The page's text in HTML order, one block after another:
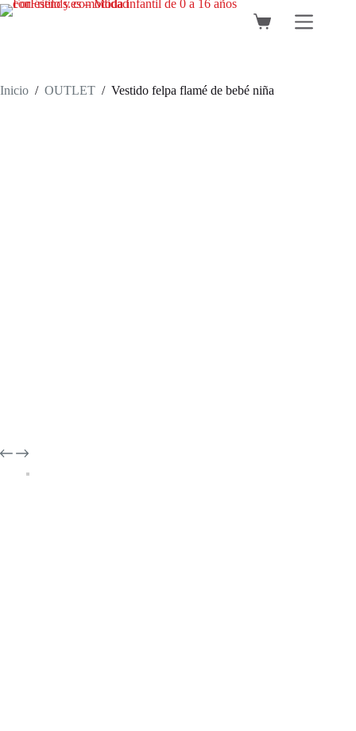
Saltar
al
Carro
Inicio / OUTLET / Vestido felpa flamé de bebé niña